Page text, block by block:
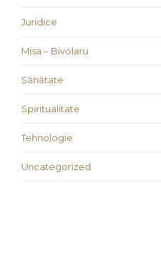
Juridice
Misa – Bivolaru
Sănătate
Spiritualitate
Tehnologie
Uncategorized